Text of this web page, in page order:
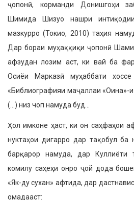
ҷопонӣ, корманди Донишгоҳи
Шимида Шизуо нашри
мазкурро (Токио, 2010) таҳия
Дар бораи муҳаққиқи ҷопонӣ
афзудан лозим аст, ки вай ба
Осиёи Марказӣ муҳаббати
«Библиографияи маҷаллаи «Оина»-
(…) низ чоп намуда буд…
Ҳол имконе ҳаст, ки он саҳфаҳои
нуктаҳои дигарро дар тақобул ба
барқарор намуда, дар Куллиёти
комилу саҳеҳи онро ҷой дода
«Як-ду сухан» афтида, дар
омадааст: